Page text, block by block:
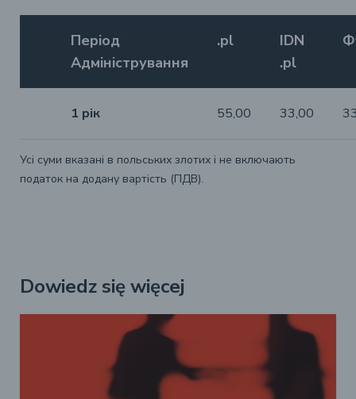
Період
Адміністрування
.pl
IDN
.pl
1 рік 55,00 33,00
Усі суми вказані в польських злотих і не включають
податок на додану вартість (ПДВ).
Dowiedz się więcej